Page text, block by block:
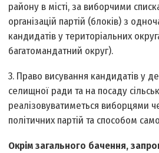
району в місті, за виборчими
організацій партій (блоків) з
кандидатів у територіальних
багатомандатний округ).
3. Право висування кандидатів у
селищної ради та на посаду
реалізовуватиметься виборцями
політичних партій та способом
Окрім загального бачення,